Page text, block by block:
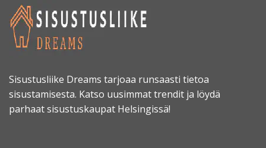
Sisustusliike Dreams tarjoaa runsaasti tietoa
sisustamisesta. Katso uusimmat trendit ja löydä
parhaat sisustuskaupat Helsingissä!